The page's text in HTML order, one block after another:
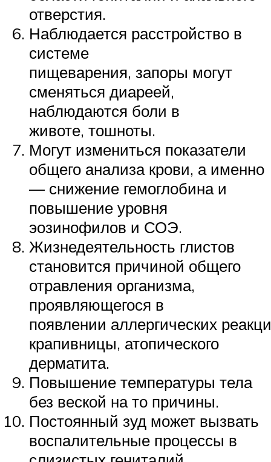
отверстия.
Наблюдается расстройство в
системе
пищеварения, запоры могут
сменяться диареей,
наблюдаются боли в
животе, тошноты.
Могут измениться показатели
общего анализа крови, а именно
— снижение гемоглобина и
повышение уровня
эозинофилов и СОЭ.
Жизнедеятельность глистов
становится причиной общего
отравления организма,
проявляющегося в
появлении аллергических
крапивницы, атопического
дерматита.
Повышение температуры тела
без веской на то причины.
Постоянный зуд может вызвать
воспалительные процессы в